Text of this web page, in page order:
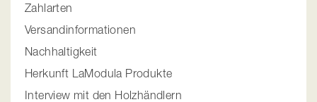
Zahlarten
Versandinformationen
Nachhaltigkeit
Herkunft LaModula Produkte
Interview mit den Holzhändlern